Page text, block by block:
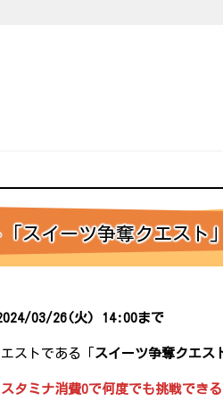
スイーツ争奪クエスト
03/26(火) 14:00まで
ストである「 スイーツ争奪クエス
スタミナ消費0で何度でも挑戦できる